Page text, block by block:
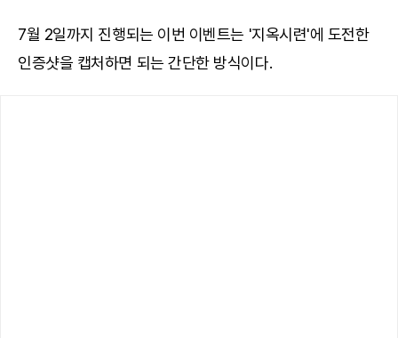
7월 2일까지 진행되는 이번 이벤트는 '지옥시련'에 도전한
인증샷을 캡처하면 되는 간단한 방식이다.